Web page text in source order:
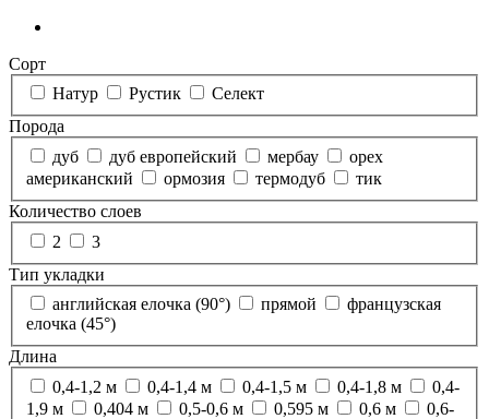
Сорт
Натур
Рустик
Селект
Порода
дуб
дуб европейский мербау
орех
американский
ормозия термодуб
тик
Количество слоев
2
3
Тип укладки
английская елочка (90°)
прямой
французская
елочка (45°)
Длина
0,4-1,2 м
0,4-1,4 м 0,4-1,5 м 0,4-1,8 м
0,4-
1,9 м
0,404 м 0,5-0,6 м 0,595 м 0,6 м
0,6-